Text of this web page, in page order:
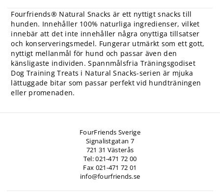
Fourfriends® Natural Snacks är ett nyttigt snacks till
hunden. Innehåller 100% naturliga ingredienser, vilket
innebär att det inte innehåller några onyttiga tillsatser
och konserveringsmedel. Fungerar utmärkt som ett gott,
nyttigt mellanmål för hund och passar även den
känsligaste individen. Spannmålsfria Träningsgodiset
Dog Training Treats i Natural Snacks-serien är mjuka
lättuggade bitar som passar perfekt vid hundträningen
eller promenaden.
FourFriends Sverige
Signalistgatan 7
721 31 Västerås
Tel: 021-471 72 00
Fax 021-471 72 01
info@fourfriends.se